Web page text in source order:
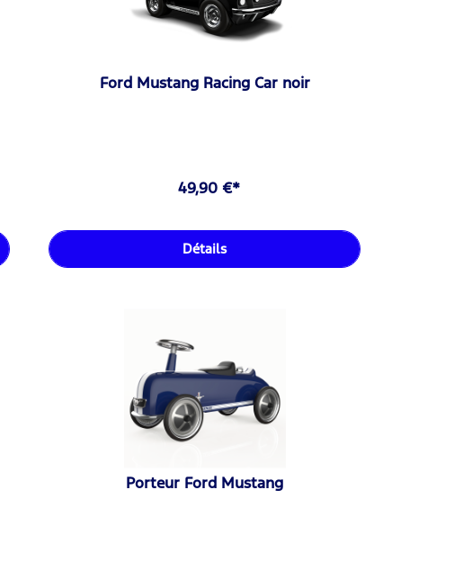
Ford Mustang Racing Car noir
49,90 €*
Détails
Porteur Ford Mustang